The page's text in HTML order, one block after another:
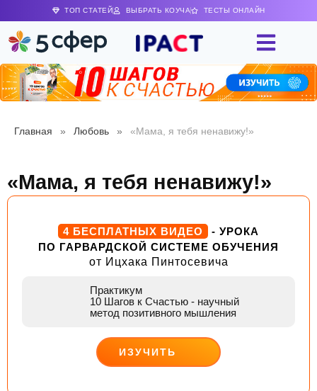
ТОП СТАТЕЙ ВЫБРАТЬ КОУЧА ТЕСТЫ ОНЛАЙН
Главная » Любовь » «Мама, я тебя ненавижу!»
«Мама, я тебя ненавижу!»
4 БЕСПЛАТНЫХ ВИДЕО
- УРОКА
ПО ГАРВАРДСКОЙ СИСТЕМЕ ОБУЧЕНИЯ
от Ицхака Пинтосевича
Практикум
10 Шагов к Счастью - научный
метод позитивного мышления
ИЗУЧИТЬ